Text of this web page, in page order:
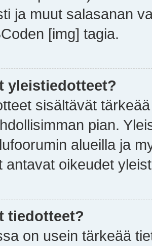
ja muut salasanan
[img] tagia.
yleistiedotteet?
sisältävät
pian.
alueilla ja
antavat oikeudet
tiedotteet?
on usein tärkeää